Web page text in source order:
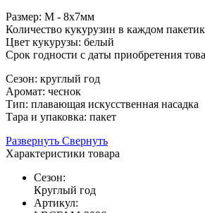
Размер: M - 8х7мм
Количество кукурузин в каждом
Цвет кукурузы: белый
Срок годности с даты приобретения
Сезон: круглый год
Аромат: чеснок
Тип: плавающая искусственная насадка
Тара и упаковка: пакет
Развернуть Свернуть
Характеристики товара
Сезон:
Круглый год
Артикул: